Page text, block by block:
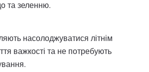
та зеленню.
насолоджуватися літнім
важкості та не потребують